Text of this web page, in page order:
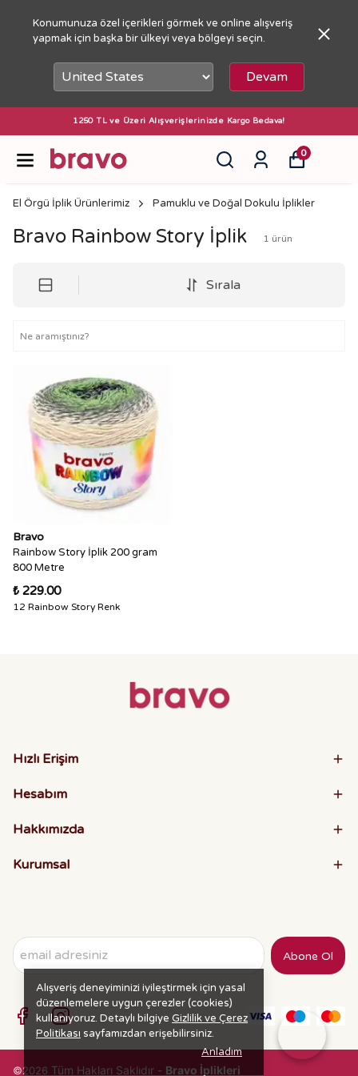
Konumunuza özel içerikleri görmek ve online alışveriş
yapmak için başka bir ülkeyi veya bölgeyi seçin.
Devam
1250 TL ve Üzeri Alışverişlerinizde Kargo Bedava!
0
Alışveriş deneyiminizi iyileştirmek için yasal
düzenlemelere uygun çerezler (cookies)
kullanıyoruz. Detaylı bilgiye Gizlilik ve Çerez
Politikası sayfamızdan erişebilirsiniz.
Anladım
El Örgü İplik Ürünlerimiz Pamuklu ve Doğal Dokulu İplikler
Bravo Rainbow Story İplik 1 ürün
Sırala
Bravo
Rainbow Story İplik 200 gram
800 Metre
₺ 229.00
12 Rainbow Story Renk
Hızlı Erişim
Hesabım
Hakkımızda
Kurumsal
Abone Ol
©2026 Tüm Hakları Saklıdır - Bravo İplikleri